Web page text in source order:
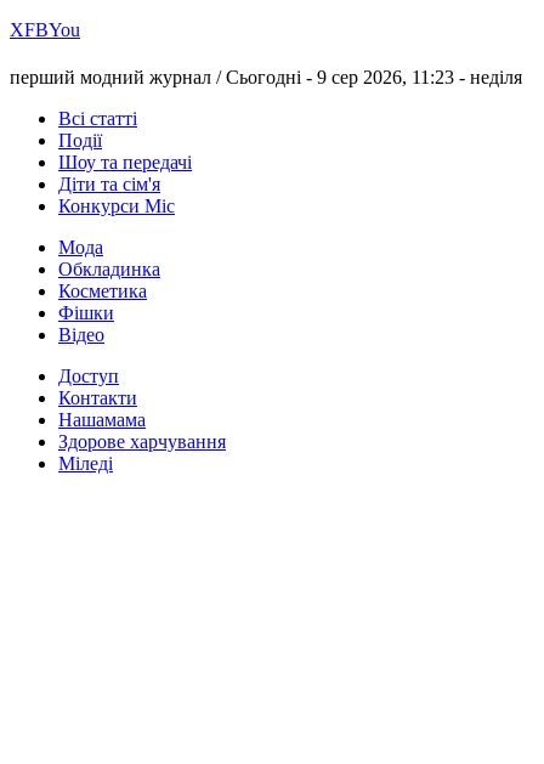
ХFBYou
перший модний журнал /Сьогодні - 9 сер 2026, 11:23 - неділя
Всі статті
Події
Шоу та передачі
Діти та сім'я
Конкурси Міс
Мода
Обкладинка
Косметика
Фішки
Відео
Доступ
Контакти
Нашамама
Здорове харчування
Міледі